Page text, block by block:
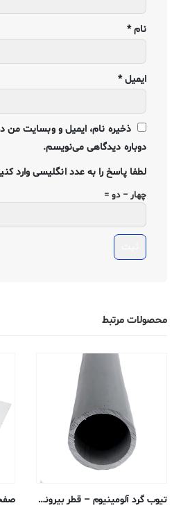
نام*
ایمیل*
ذخیره نام، ایمیل و وبسایت من
دوباره دیدگاهی می‌نویسم.
لطفا پاسخ را به عدد انگلیسی وارد
چهار − دو =
محصولات مرتبط
تیوب گرد آلومینیوم – قطر بیرونی ۰٫۶۳۵ ، دیواره ۰٫۱۲۴۴ ، قطر داخلی ۰٫۳۸۶۰ سانتی متر – ۶۰۶۱-T6 ترسیم شده